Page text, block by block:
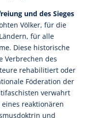
und des Sieges
Völker, für die
für alle
Diese historische
Verbrechen des
rehabilitiert oder
Föderation der
verwahrt
reaktionären
und